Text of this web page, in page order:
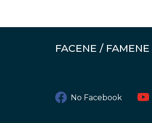
FACENE / FAMENE
No Facebook